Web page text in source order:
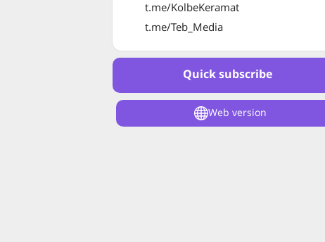
t.me/KolbeKeramat
t.me/Teb_Media
Quick subscribe
Web version